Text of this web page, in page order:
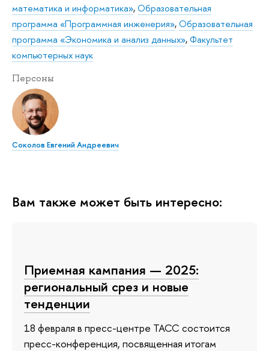
математика и информатика»,Образовательная
программа «Программная инженерия»,Образовательная
программа «Экономика и анализ данных»,Факультет
компьютерных наук
Персоны
Соколов Евгений Андреевич
Вам также может быть интересно:
Приемная кампания — 2025:
региональный срез и новые
тенденции
18 февраля в пресс-центре ТАСС состоится
пресс-конференция, посвященная итогам